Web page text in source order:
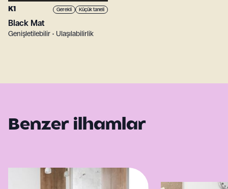
K1 Gerekli Küçük taneli
Black Mat
Genişletilebilir • Ulaşılabilirlik
Benzer ilhamlar